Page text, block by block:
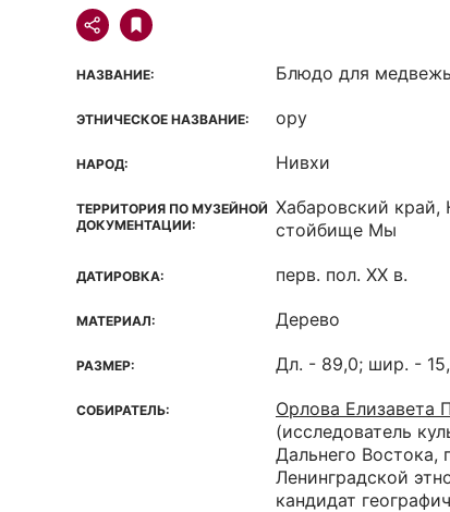
НАЗВАНИЕ: Блюдо для
ЭТНИЧЕСКОЕ НАЗВАНИЕ: ору
НАРОД: Нивхи
ТЕРРИТОРИЯ ПО МУЗЕЙНОЙ
ДОКУМЕНТАЦИИ:
Хабаровский
стойбище Мы
ДАТИРОВКА: перв. пол. XX в.
МАТЕРИАЛ: Дерево
РАЗМЕР: Дл. - 89,0; шир. -
СОБИРАТЕЛЬ:
Орлова Елизавета
(исследователь
Дальнего Востока,
Ленинградской
кандидат